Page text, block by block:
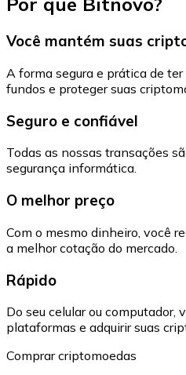
Você mantém suas
A forma segura e prática de
fundos e proteger suas
Seguro e confiável
Todas as nossas transações
segurança informática.
O melhor preço
Com o mesmo dinheiro, você
a melhor cotação do mercado.
Rápido
Do seu celular ou computador,
plataformas e adquirir suas
Comprar criptomoedas